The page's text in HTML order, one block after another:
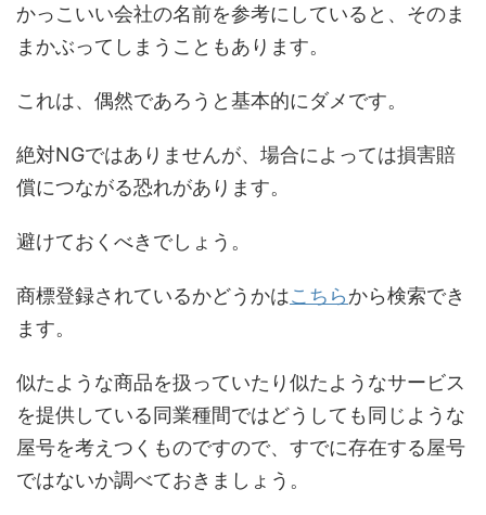
かっこいい会社の名前を参考にしていると、そのま
まかぶってしまうこともあります。
これは、偶然であろうと基本的にダメです。
絶対NGではありませんが、場合によっては損害賠
償につながる恐れがあります。
避けておくべきでしょう。
商標登録されているかどうかはこちらから検索でき
ます。
似たような商品を扱っていたり似たようなサービス
を提供している同業種間ではどうしても同じような
屋号を考えつくものですので、すでに存在する屋号
ではないか調べておきましょう。